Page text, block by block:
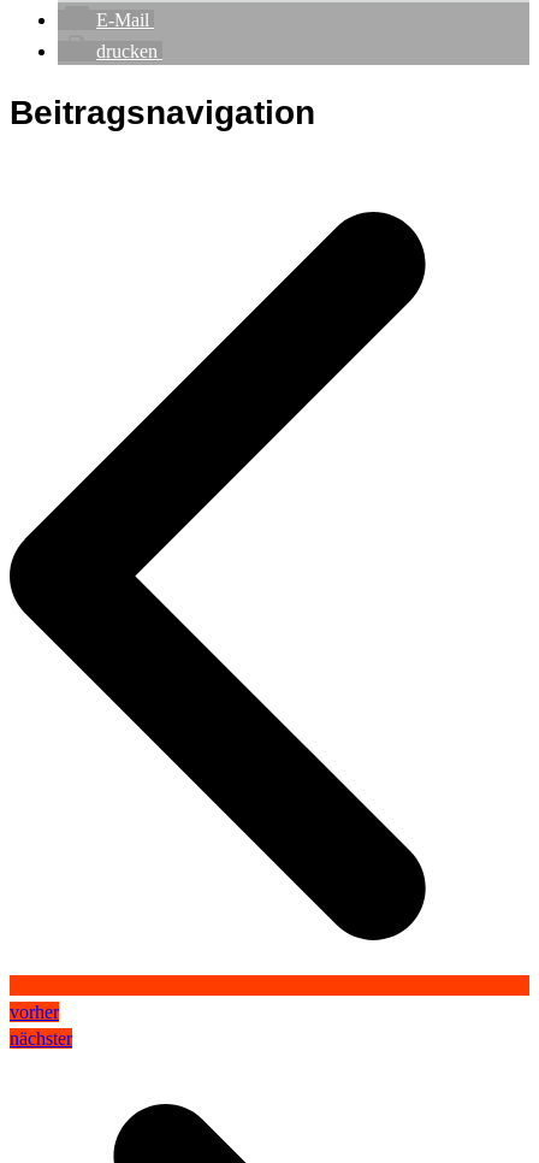
E-Mail
drucken
Beitragsnavigation
vorher
nächster